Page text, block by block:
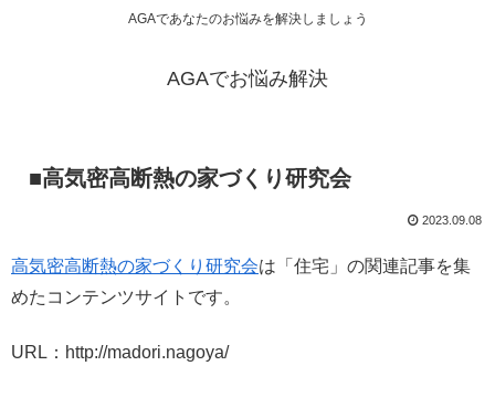
AGAであなたのお悩みを解決しましょう
AGAでお悩み解決
■高気密高断熱の家づくり研究会
2023.09.08
高気密高断熱の家づくり研究会は「住宅」の関連記事を集
めたコンテンツサイトです。
URL：http://madori.nagoya/